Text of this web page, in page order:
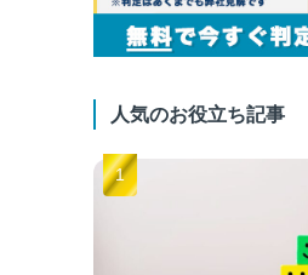
人気のお役立ち記事